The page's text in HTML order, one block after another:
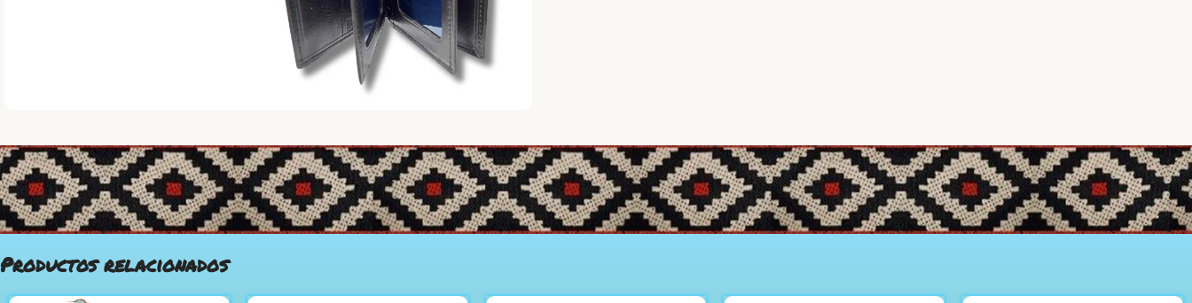
Productos relacionados